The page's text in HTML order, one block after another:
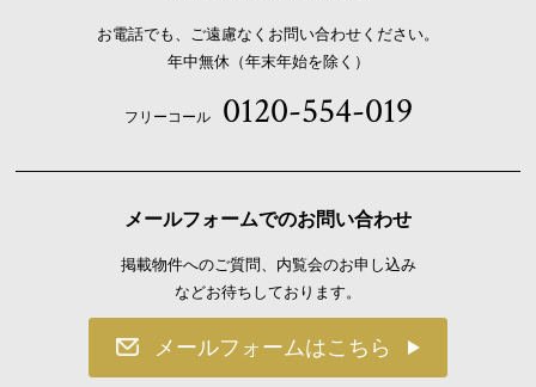
お電話でも、ご遠慮なくお問い合わせください。
年中無休（年末年始を除く）
フリーコール 0120-554-019
メールフォームでのお問い合わせ
掲載物件へのご質問、内覧会のお申し込み
などお待ちしております。
メールフォームはこちら